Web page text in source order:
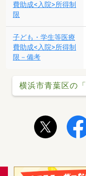
費助成<入院>所得制
限
子ども・学生等医療
費助成<入院>所得制
限－備考
横浜市青葉区の「